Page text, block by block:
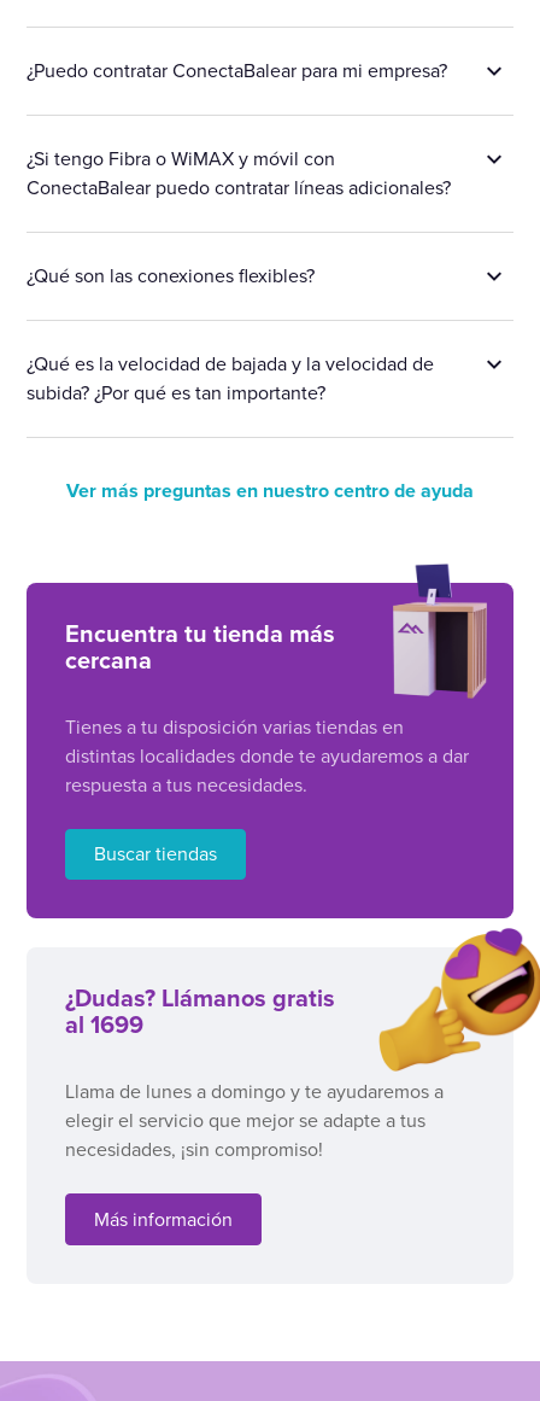
¿Puedo contratar ConectaBalear para mi empresa?
¿Si tengo Fibra o WiMAX y móvil con
ConectaBalear puedo contratar líneas adicionales?
¿Qué son las conexiones flexibles?
¿Qué es la velocidad de bajada y la velocidad de
subida? ¿Por qué es tan importante?
Ver más preguntas en nuestro centro de ayuda
Encuentra tu tienda más
cercana
Tienes a tu disposición varias tiendas en
distintas localidades donde te ayudaremos a dar
respuesta a tus necesidades.
Buscar tiendas
¿Dudas? Llámanos gratis
al 1699
Llama de lunes a domingo y te ayudaremos a
elegir el servicio que mejor se adapte a tus
necesidades, ¡sin compromiso!
Más información